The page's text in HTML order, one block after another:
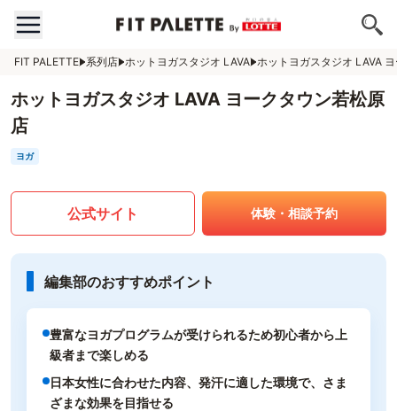
FIT PALETTE 系列店 ホットヨガスタジオ LAVA ホットヨガスタジオ LAVA
ホットヨガスタジオ LAVA ヨークタウン若松原
店
ヨガ
公式サイト 体験・相談予約
編集部のおすすめポイント
豊富なヨガプログラムが受けられるため初心者から上
級者まで楽しめる
日本女性に合わせた内容、発汗に適した環境で、さま
ざまな効果を目指せる